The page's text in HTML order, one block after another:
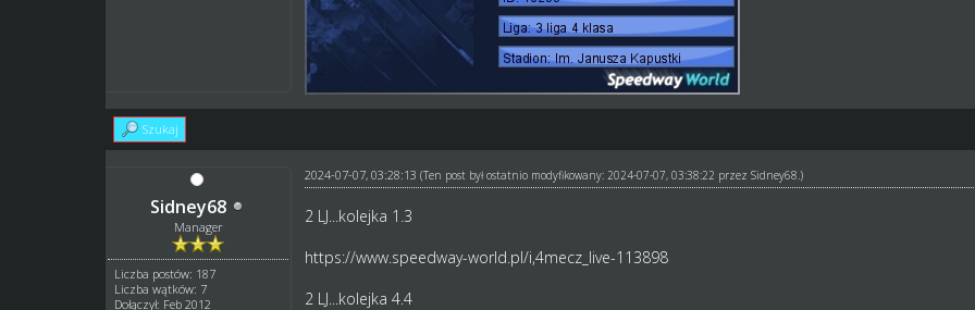
Szukaj
Sidney68
Manager
Liczba postów: 187
Liczba wątków: 7
Dołączył: Feb 2012
2024-07-07, 03:28:13 (Ten post był ostatnio modyfikowany: 2024-07-07, 03:38:22 przez Sidney68.)
2 LJ...kolejka 1.3
https://www.speedway-world.pl/i,4mecz_live-113898
2 LJ...kolejka 4.4